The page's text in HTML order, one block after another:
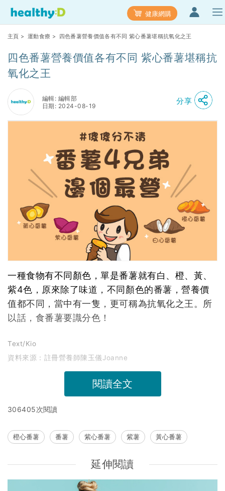
健康網購
主頁 > 運動食療 > 四色番薯營養價值各有不同 紫心番薯堪稱抗氧化之王
四色番薯營養價值各有不同 紫心番薯堪稱抗
氧化之王
編輯: 編輯部
日期: 2024-08-19
分享
一種食物有不同顏色，單是番薯就有白、橙、黃、
紫4色，原來除了味道，不同顏色的番薯，營養價
值都不同，當中有一隻，更可稱為抗氧化之王。所
以話，食番薯要識分色！
Text/Kio
資料來源：註冊營養師陳玉儀Joanne
閱讀全文
306405次閱讀
橙心番薯 番薯 紫心番薯 紫薯 黃心番薯
延伸閱讀